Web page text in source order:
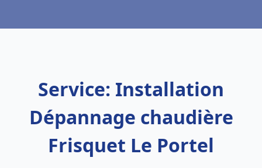
Service: Installation
Dépannage chaudière
Frisquet Le Portel